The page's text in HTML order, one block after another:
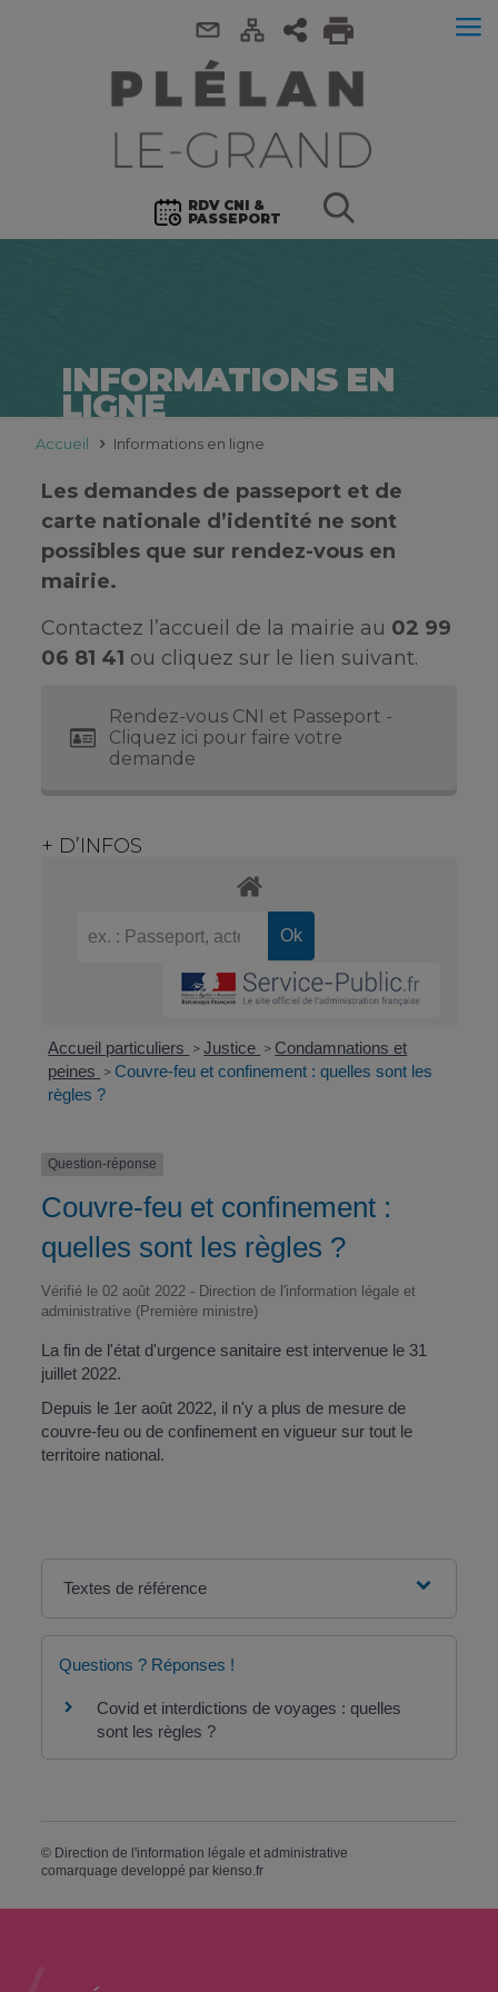
RDV CNI &
PASSEPORT
INFORMATIONS EN
LIGNE
Accueil Informations en ligne
Les demandes de passeport et de
carte nationale d’identité ne sont
possibles que sur rendez-vous en
mairie.
Contactez l’accueil de la mairie au 02 99
06 81 41 ou cliquez sur le lien suivant.
Rendez-vous CNI et Passeport -
Cliquez ici pour faire votre
demande
+ D’INFOS
Accueil particuliers > Justice > Condamnations et
peines > Couvre-feu et confinement : quelles sont les
règles ?
Question-réponse
Couvre-feu et confinement :
quelles sont les règles ?
Vérifié le 02 août 2022 - Direction de l'information légale et
administrative (Première ministre)
La fin de l'état d'urgence sanitaire est intervenue le 31
juillet 2022.
Depuis le 1eraoût 2022, il n'y a plus de mesure de
couvre-feu ou de confinement en vigueur sur tout le
territoire national.
Textes de référence
Questions ? Réponses !
Covid et interdictions de voyages : quelles
sont les règles ?
© Direction de l'information légale et administrative
comarquage developpé par kienso.fr